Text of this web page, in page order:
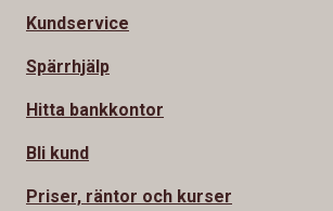
Kundservice
Spärrhjälp
Hitta bankkontor
Bli kund
Priser, räntor och kurser